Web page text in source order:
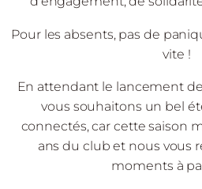
Pour les absents, pas de
vite !
En attendant le lancement
vous souhaitons un bel
connectés, car cette saison
ans du club et nous vous
moments à